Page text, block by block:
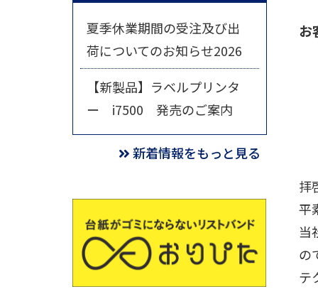
お
拝
平
当
の
テ
夏季休業期間の受注及び出
荷についてのお知らせ2026
【新製品】ラベルプリンタ
ー i7500 発売のご案内
新着情報をもっと見る